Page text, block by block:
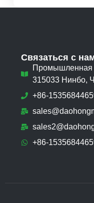
Связаться с
Промышленная
315033 Нинбо,
+86-
+86-